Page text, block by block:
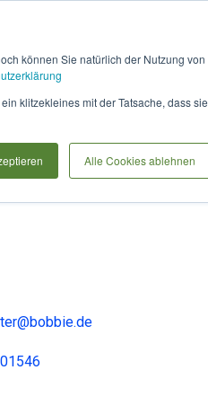
können Sie natürlich der Nutzung von
klitzekleines mit der Tatsache, dass sie
Alle Cookies ablehnen